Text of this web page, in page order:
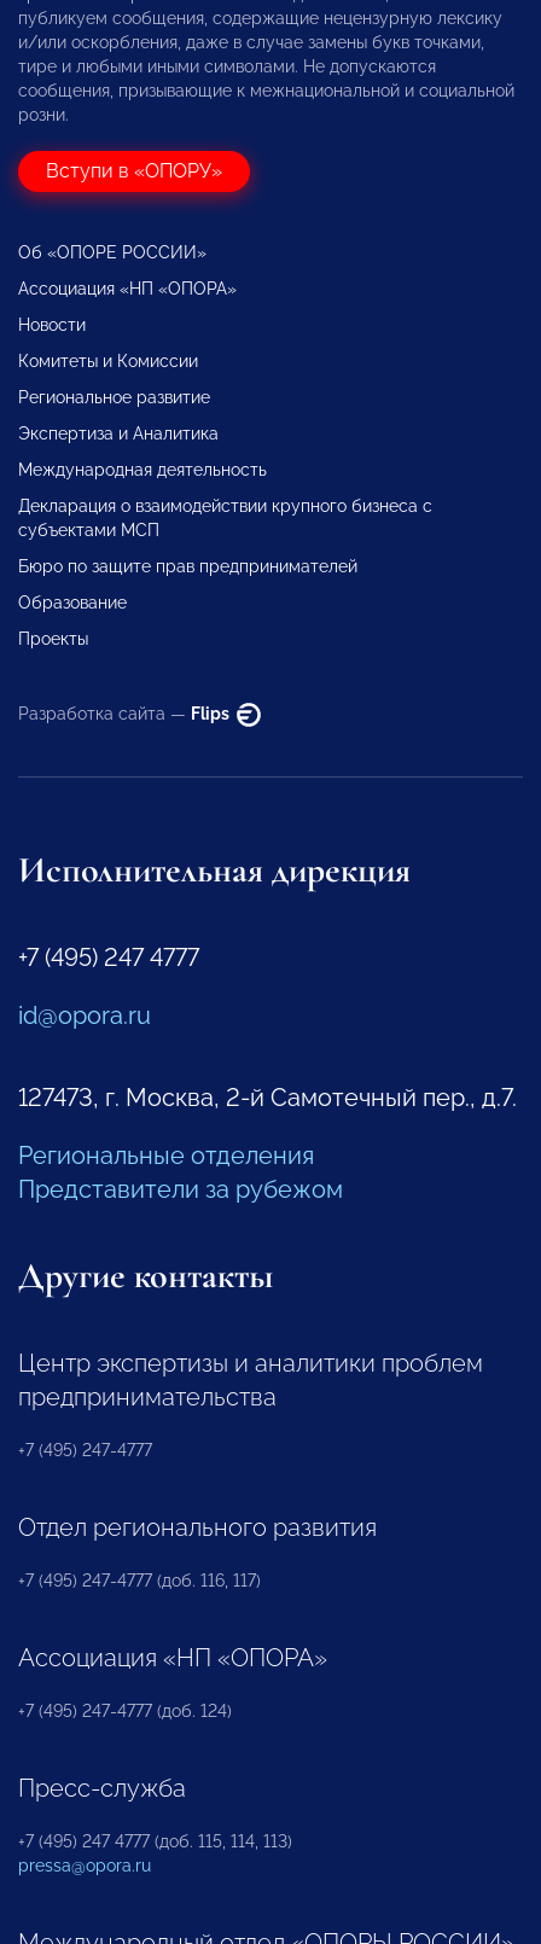
публикуем сообщения, содержащие нецензурную лексику
и/или оскорбления, даже в случае замены букв точками,
тире и любыми иными символами. Не допускаются
сообщения, призывающие к межнациональной и социальной
розни.
Вступи в «ОПОРУ»
Об «ОПОРЕ РОССИИ»
Ассоциация «НП «ОПОРА»
Новости
Комитеты и Комиссии
Региональное развитие
Экспертиза и Аналитика
Международная деятельность
Декларация о взаимодействии крупного бизнеса с
субъектами МСП
Бюро по защите прав предпринимателей
Образование
Проекты
Разработка сайта — Flips
Исполнительная дирекция
+7 (495) 247 4777
id@opora.ru
127473, г. Москва, 2-й Самотечный пер., д.7.
Региональные отделения
Представители за рубежом
Другие контакты
Центр экспертизы и аналитики проблем
предпринимательства
+7 (495) 247-4777
Отдел регионального развития
+7 (495) 247-4777 (доб. 116, 117)
Ассоциация «НП «ОПОРА»
+7 (495) 247-4777 (доб. 124)
Пресс-служба
+7 (495) 247 4777 (доб. 115, 114, 113)
pressa@opora.ru